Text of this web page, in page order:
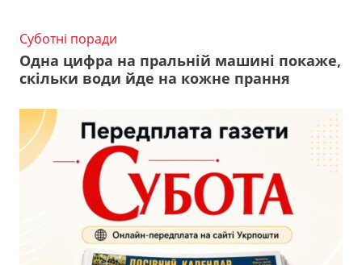
Суботні поради
Одна цифра на пральній машині покаже,
скільки води йде на кожне прання